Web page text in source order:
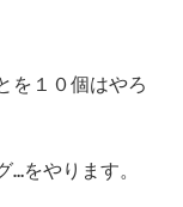
を１０個はやろ
…をやります。